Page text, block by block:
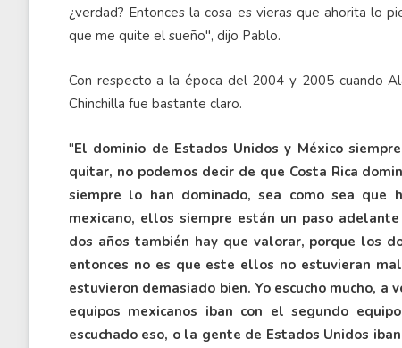
¿verdad? Entonces la cosa es vieras que ahorita lo
que me quite el sueño", dijo Pablo.
Con respecto a la época del 2004 y 2005 cuando
Chinchilla fue bastante claro.
"El dominio de Estados Unidos y México
quitar, no podemos decir de que Costa Rica
siempre lo han dominado, sea como sea
mexicano, ellos siempre están un paso
dos años también hay que valorar, porque los
entonces no es que este ellos no estuvieran
estuvieron demasiado bien. Yo escucho mucho,
equipos mexicanos iban con el segundo
escuchado eso, o la gente de Estados Unidos